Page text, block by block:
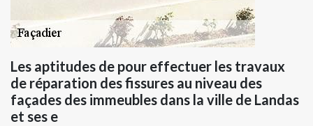
Les aptitudes de pour effectuer les travaux
de réparation des fissures au niveau des
façades des immeubles dans la ville de Landas
et ses e